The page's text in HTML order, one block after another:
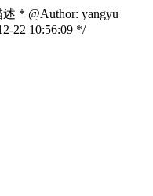
* @Author: yangyu
22 10:56:09 */